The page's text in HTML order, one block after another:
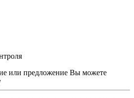
или предложение Вы можете